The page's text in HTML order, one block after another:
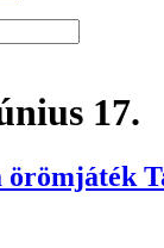
17.
örömjáték